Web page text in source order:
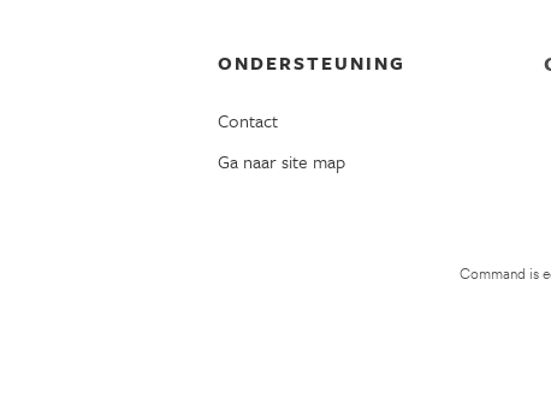
ONDERSTEUNING
Contact
Ga naar site map
Command is